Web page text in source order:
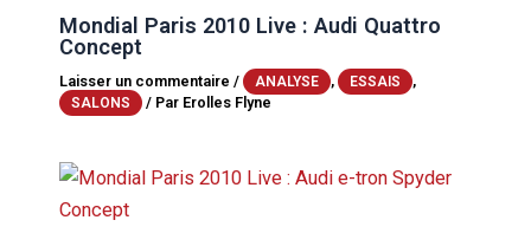
Mondial Paris 2010 Live : Audi Quattro
Concept
Laisser un commentaire / ANALYSE , ESSAIS ,
SALONS / Par Erolles Flyne